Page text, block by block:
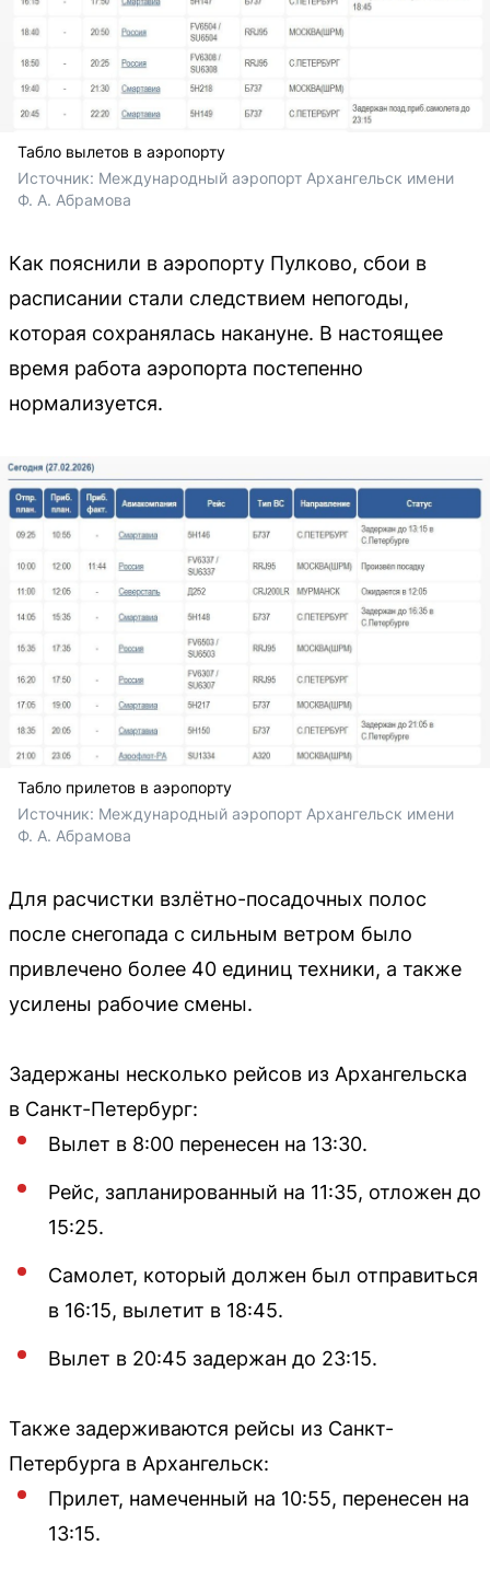
Табло вылетов в аэропорту
Источник: Международный аэропорт Архангельск имени
Ф. А. Абрамова
Как пояснили в аэропорту Пулково, сбои в
расписании стали следствием непогоды,
которая сохранялась накануне. В настоящее
время работа аэропорта постепенно
нормализуется.
Табло прилетов в аэропорту
Источник: Международный аэропорт Архангельск имени
Ф. А. Абрамова
Для расчистки взлётно-посадочных полос
после снегопада с сильным ветром было
привлечено более 40 единиц техники, а также
усилены рабочие смены.
Задержаны несколько рейсов из Архангельска
в Санкт-Петербург:
Вылет в 8:00 перенесен на 13:30.
Рейс, запланированный на 11:35, отложен до
15:25.
Самолет, который должен был отправиться
в 16:15, вылетит в 18:45.
Вылет в 20:45 задержан до 23:15.
Также задерживаются рейсы из Санкт-
Петербурга в Архангельск:
Прилет, намеченный на 10:55, перенесен на
13:15.